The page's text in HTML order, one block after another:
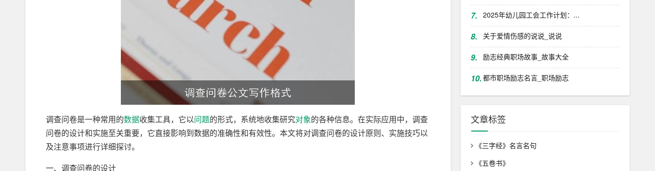
调查问卷是一种常用的数据收集工具，它以问题的形式，系统地收集研究对象的各种信息。在实际应用中，调查
问卷的设计和实施至关重要，它直接影响到数据的准确性和有效性。本文将对调查问卷的设计原则、实施技巧以
及注意事项进行详细探讨。
一、调查问卷的设计
7. 2025年幼儿园工会工作计划：...
8. 关于爱情伤感的说说_说说
9. 励志经典职场故事_故事大全
10.都市职场励志名言_职场励志
文章标签
《三字经》名言名句
《五卷书》